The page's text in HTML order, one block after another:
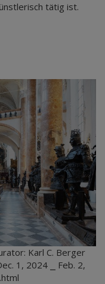
tätig ist.
Karl C. Berger
1, 2024 ⎯ Feb. 2,